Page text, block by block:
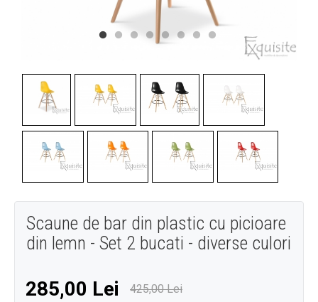
Scaune de bar din plastic cu picioare
din lemn - Set 2 bucati - diverse culori
285,00 Lei 425,00 Lei